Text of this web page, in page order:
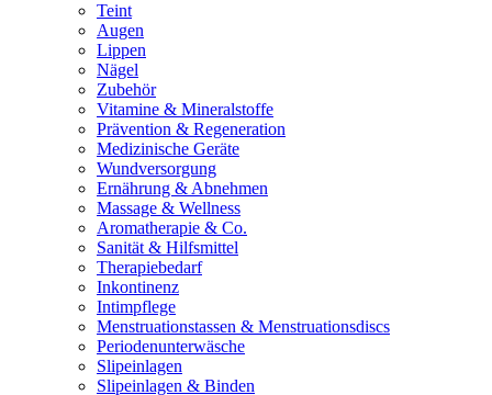
Teint
Augen
Lippen
Nägel
Zubehör
Vitamine & Mineralstoffe
Prävention & Regeneration
Medizinische Geräte
Wundversorgung
Ernährung & Abnehmen
Massage & Wellness
Aromatherapie & Co.
Sanität & Hilfsmittel
Therapiebedarf
Inkontinenz
Intimpflege
Menstruationstassen & Menstruationsdiscs
Periodenunterwäsche
Slipeinlagen
Slipeinlagen & Binden